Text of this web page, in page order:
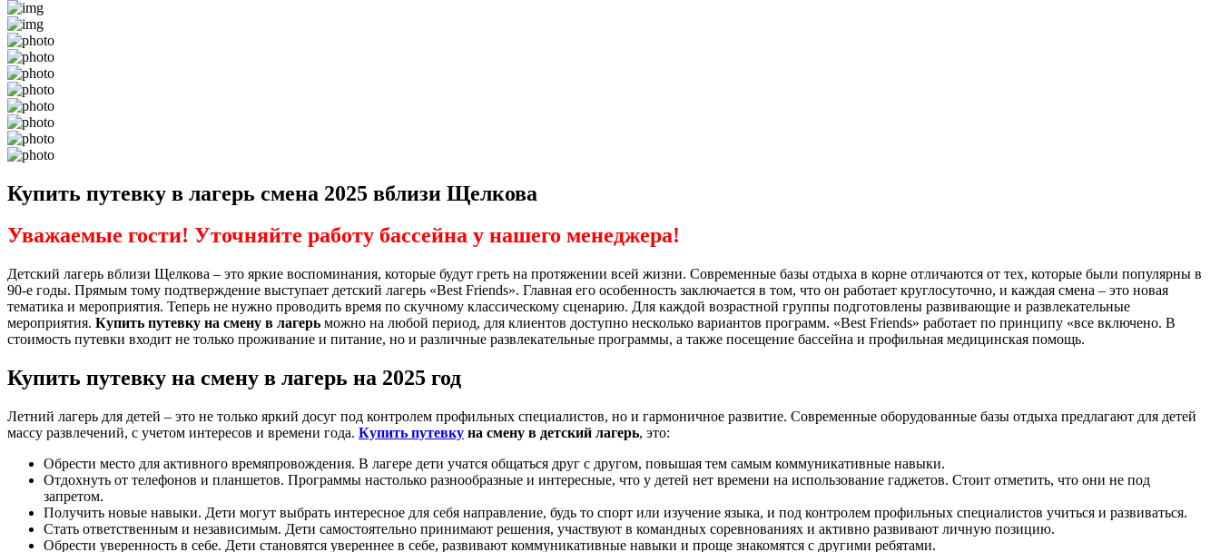
Купить путевку в лагерь смена 2025 вблизи Щелкова
Уважаемые гости! Уточняйте работу бассейна у нашего менеджера!
Детский лагерь вблизи Щелкова – это яркие воспоминания, которые будут греть на протяжении всей жизни. Современные базы отдыха в корне отличаются от тех, которые были популярны в
90-е годы. Прямым тому подтверждение выступает детский лагерь «Best Friends». Главная его особенность заключается в том, что он работает круглосуточно, и каждая смена – это новая
тематика и мероприятия. Теперь не нужно проводить время по скучному классическому сценарию. Для каждой возрастной группы подготовлены развивающие и развлекательные
мероприятия. Купить путевку на смену в лагерь можно на любой период, для клиентов доступно несколько вариантов программ. «Best Friends» работает по принципу «все включено. В
стоимость путевки входит не только проживание и питание, но и различные развлекательные программы, а также посещение бассейна и профильная медицинская помощь.
Купить путевку на смену в лагерь на 2025 год
Летний лагерь для детей – это не только яркий досуг под контролем профильных специалистов, но и гармоничное развитие. Современные оборудованные базы отдыха предлагают для детей
массу развлечений, с учетом интересов и времени года. Купить путевку на смену в детский лагерь, это:
Обрести место для активного времяпровождения. В лагере дети учатся общаться друг с другом, повышая тем самым коммуникативные навыки.
Отдохнуть от телефонов и планшетов. Программы настолько разнообразные и интересные, что у детей нет времени на использование гаджетов. Стоит отметить, что они не под
запретом.
Получить новые навыки. Дети могут выбрать интересное для себя направление, будь то спорт или изучение языка, и под контролем профильных специалистов учиться и развиваться.
Стать ответственным и независимым. Дети самостоятельно принимают решения, участвуют в командных соревнованиях и активно развивают личную позицию.
Обрести уверенность в себе. Дети становятся увереннее в себе, развивают коммуникативные навыки и проще знакомятся с другими ребятами.